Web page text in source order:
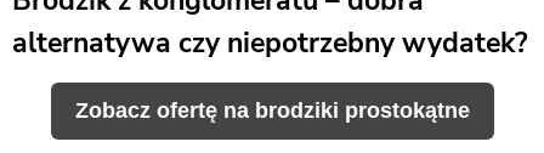
alternatywa czy niepotrzebny wydatek?
Zobacz ofertę na brodziki prostokątne